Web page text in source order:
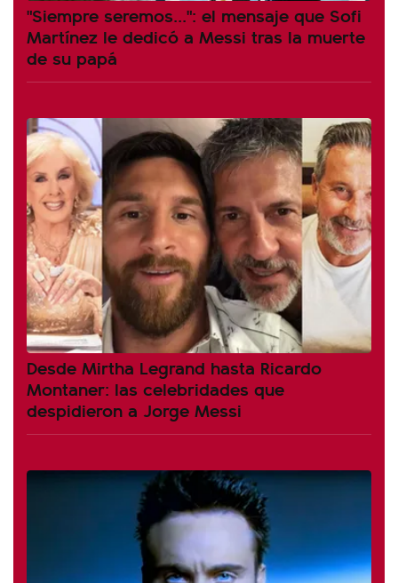
"Siempre seremos...": el mensaje que Sofi
Martínez le dedicó a Messi tras la muerte
de su papá
Desde Mirtha Legrand hasta Ricardo
Montaner: las celebridades que
despidieron a Jorge Messi